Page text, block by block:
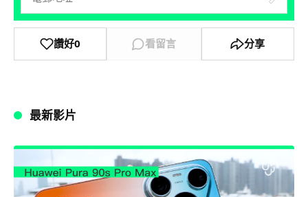
讚好0 看留言 分享
最新影片